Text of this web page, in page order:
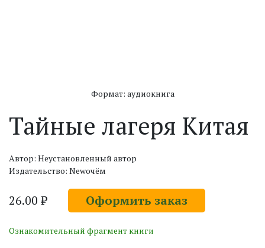
Формат: аудиокнига
Тайные лагеря Китая
Автор: Неустановленный автор
Издательство: Newочём
26.00 ₽ Оформить заказ
Ознакомительный фрагмент книги